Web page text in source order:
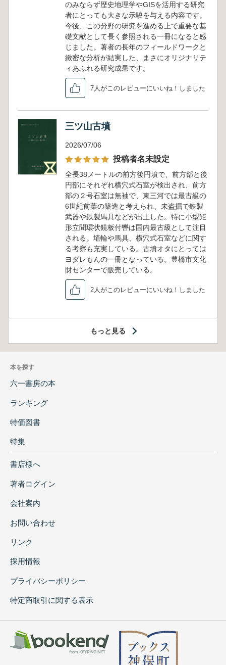
のみならず歴史地理学やGISを活用する研究
者にとっても大きな示唆を与える内容です。
今後、この分野の研究を進める上で重要な基
礎文献として長く参照される一冊になると感
じました。著者の長年のフィールドワークと
緻密な分析が結実した、まさにオリジナリテ
ィあふれる研究成果です。
7人がこのレビューにいいね！しました
三ツ山古墳
2026/07/06
投稿者名未設定
全長38メートルの前方後円墳で、前方部と後
円部にそれぞれ横穴式石室が検出され、前方
部の２号石室は無袖で、東三河では最古級の
6世紀前葉の築造と考えられ、未盗掘で鉄製
武器や鉄製馬具などが出土した。特に小型矩
形立聞環状鏡板付轡は国内最古級として注目
される。埴輪や馬具、横穴式石室などに関す
る考察も充実している。古墳オタにとっては
ヨダレもんの一冊となっている。豊橋市文化
財センターで販売している。
2人がこのレビューにいいね！しました
もっと見る
本を探す
六一書房の本
ランキング
特価図書
特集
書店様へ
著者ログイン
会社案内
お問い合わせ
リンク
採用情報
プライバシーポリシー
特定商取引に関する表示